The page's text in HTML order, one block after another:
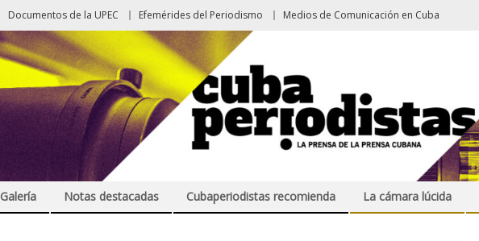
Documentos de la UPEC Efemérides del Periodismo Medios de Comunicación en Cuba
Galería Notas destacadas Cubaperiodistas recomienda La cámara lúcida